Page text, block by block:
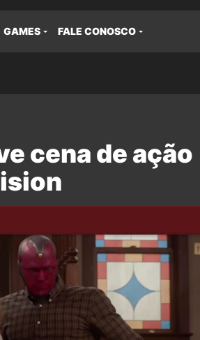
GAMES FALE CONOSCO
cena de ação